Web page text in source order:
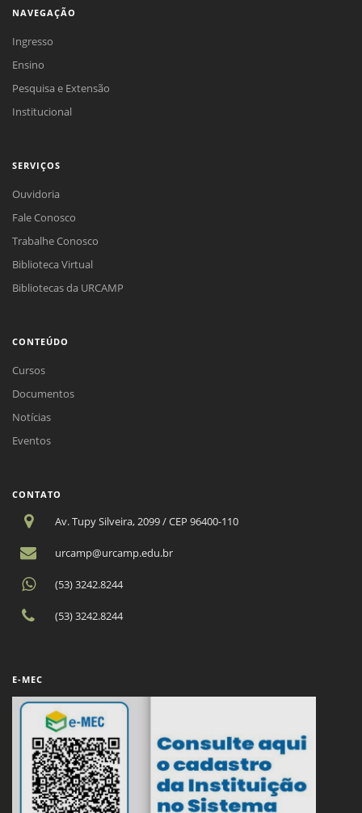
NAVEGAÇÃO
Ingresso
Ensino
Pesquisa e Extensão
Institucional
SERVIÇOS
Ouvidoria
Fale Conosco
Trabalhe Conosco
Biblioteca Virtual
Bibliotecas da URCAMP
CONTEÚDO
Cursos
Documentos
Notícias
Eventos
CONTATO
Av. Tupy Silveira, 2099 / CEP 96400-110
urcamp@urcamp.edu.br
(53) 3242.8244
(53) 3242.8244
E-MEC